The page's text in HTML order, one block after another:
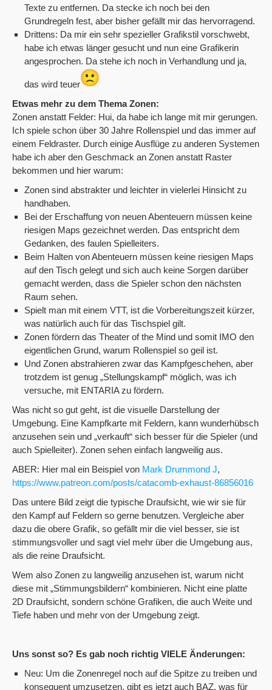
Texte zu entfernen. Da stecke ich noch bei den
Grundregeln fest, aber bisher gefällt mir das hervorragend.
Drittens: Da mir ein sehr spezieller Grafikstil vorschwebt,
habe ich etwas länger gesucht und nun eine Grafikerin
angesprochen. Da stehe ich noch in Verhandlung und ja,
das wird teuer
Etwas mehr zu dem Thema Zonen:
Zonen anstatt Felder: Hui, da habe ich lange mit mir gerungen.
Ich spiele schon über 30 Jahre Rollenspiel und das immer auf
einem Feldraster. Durch einige Ausflüge zu anderen Systemen
habe ich aber den Geschmack an Zonen anstatt Raster
bekommen und hier warum:
Zonen sind abstrakter und leichter in vielerlei Hinsicht zu
handhaben.
Bei der Erschaffung von neuen Abenteuern müssen keine
riesigen Maps gezeichnet werden. Das entspricht dem
Gedanken, des faulen Spielleiters.
Beim Halten von Abenteuern müssen keine riesigen Maps
auf den Tisch gelegt und sich auch keine Sorgen darüber
gemacht werden, dass die Spieler schon den nächsten
Raum sehen.
Spielt man mit einem VTT, ist die Vorbereitungszeit kürzer,
was natürlich auch für das Tischspiel gilt.
Zonen fördern das Theater of the Mind und somit IMO den
eigentlichen Grund, warum Rollenspiel so geil ist.
Und Zonen abstrahieren zwar das Kampfgeschehen, aber
trotzdem ist genug „Stellungskampf“ möglich, was ich
versuche, mit ENTARIA zu fördern.
Was nicht so gut geht, ist die visuelle Darstellung der
Umgebung. Eine Kampfkarte mit Feldern, kann wunderhübsch
anzusehen sein und „verkauft“ sich besser für die Spieler (und
auch Spielleiter). Zonen sehen einfach langweilig aus.
ABER: Hier mal ein Beispiel von Mark Drummond J,
https://www.patreon.com/posts/catacomb-exhaust-86856016
Das untere Bild zeigt die typische Draufsicht, wie wir sie für
den Kampf auf Feldern so gerne benutzen. Vergleiche aber
dazu die obere Grafik, so gefällt mir die viel besser, sie ist
stimmungsvoller und sagt viel mehr über die Umgebung aus,
als die reine Draufsicht.
Wem also Zonen zu langweilig anzusehen ist, warum nicht
diese mit „Stimmungsbildern“ kombinieren. Nicht eine platte
2D Draufsicht, sondern schöne Grafiken, die auch Weite und
Tiefe haben und mehr von der Umgebung zeigt.
Uns sonst so? Es gab noch richtig VIELE Änderungen:
Neu: Um die Zonenregel noch auf die Spitze zu treiben und
konsequent umzusetzen, gibt es jetzt auch BAZ, was für